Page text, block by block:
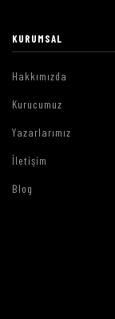
KURUMSAL
Hakkımızda
Kurucumuz
Yazarlarımız
İletişim
Blog